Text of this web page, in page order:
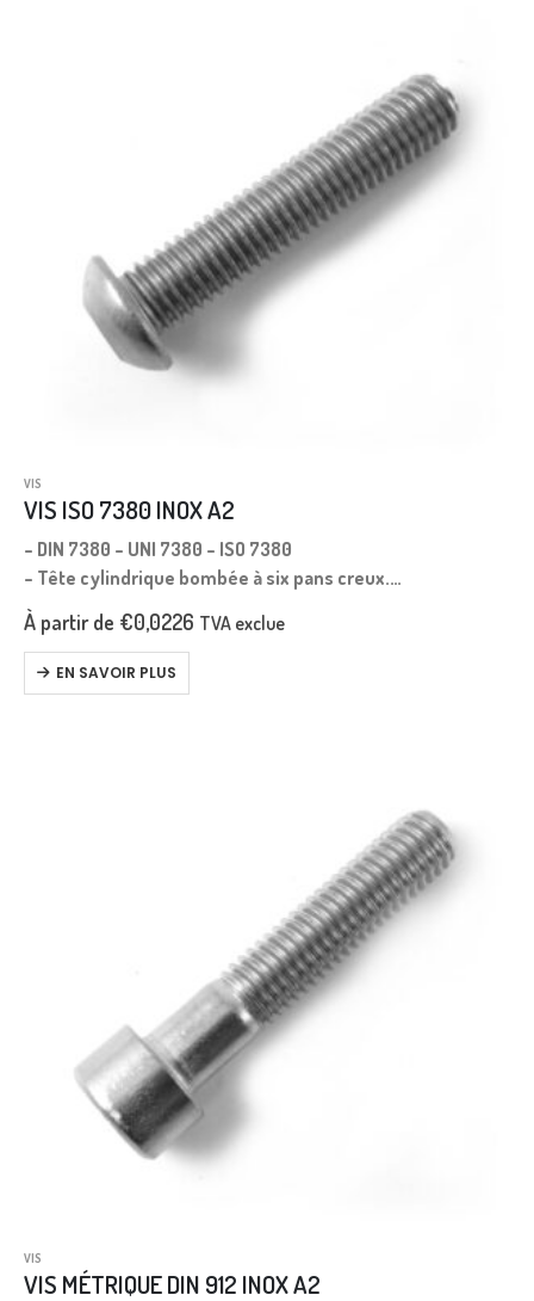
VIS
VIS ISO 7380 INOX A2
– DIN 7380 – UNI 7380 – ISO 7380
– Tête cylindrique bombée à six pans creux.
– Filetage métrique.
– Pas gros.
– Longueur mesurée sous tête.
À partir de €0,0226 TVA exclue
EN SAVOIR PLUS
VIS
VIS MÉTRIQUE DIN 912 INOX A2